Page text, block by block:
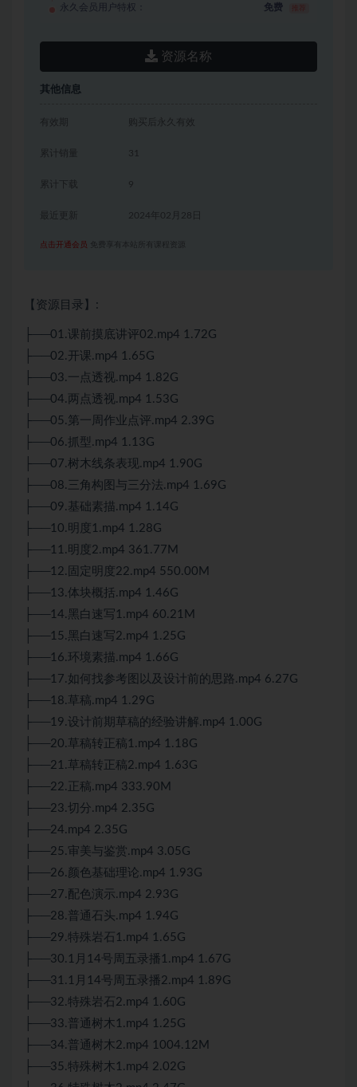
永久会员用户特权： 免费
资源名称
其他信息
有效期 购买后永久有效
累计销量 31
累计下载 9
2024年02月28日
点击开通会员 免费享有本站所有课程资源
【资源目录】:
├──01.课前摸底讲评02.mp4 1.72G
├──02.开课.mp4 1.65G
├──03.一点透视.mp4 1.82G
├──04.两点透视.mp4 1.53G
├──05.第一周作业点评.mp4 2.39G
├──06.抓型.mp4 1.13G
├──07.树木线条表现.mp4 1.90G
├──08.三角构图与三分法.mp4 1.69G
├──09.基础素描.mp4 1.14G
├──10.明度1.mp4 1.28G
├──11.明度2.mp4 361.77M
├──12.固定明度22.mp4 550.00M
├──13.体块概括.mp4 1.46G
├──14.黑白速写1.mp4 60.21M
├──15.黑白速写2.mp4 1.25G
├──16.环境素描.mp4 1.66G
├──17.如何找参考图以及设计前的思路.mp4 6.27G
├──18.草稿.mp4 1.29G
├──19.设计前期草稿的经验讲解.mp4 1.00G
├──20.草稿转正稿1.mp4 1.18G
├──21.草稿转正稿2.mp4 1.63G
├──22.正稿.mp4 333.90M
├──23.切分.mp4 2.35G
├──24.mp4 2.35G
├──25.审美与鉴赏.mp4 3.05G
├──26.颜色基础理论.mp4 1.93G
├──27.配色演示.mp4 2.93G
├──28.普通石头.mp4 1.94G
├──29.特殊岩石1.mp4 1.65G
├──30.1月14号周五录播1.mp4 1.67G
├──31.1月14号周五录播2.mp4 1.89G
├──32.特殊岩石2.mp4 1.60G
├──33.普通树木1.mp4 1.25G
├──34.普通树木2.mp4 1004.12M
├──35.特殊树木1.mp4 2.02G